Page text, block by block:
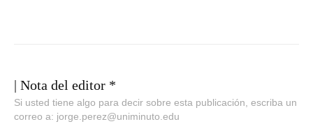
| Nota del editor *
Si usted tiene algo para decir sobre esta publicación, escriba un
correo a: jorge.perez@uniminuto.edu